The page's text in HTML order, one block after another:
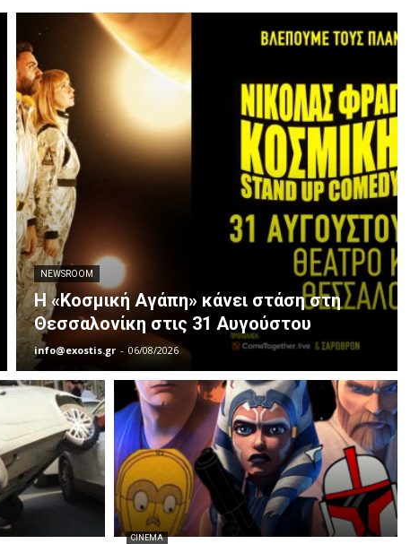
NEWSROOM
Η «Κοσμική Αγάπη» κάνει στάση στη
Θεσσαλονίκη στις 31 Αυγούστου
info@exostis.gr - 06/08/2026
CINEMA